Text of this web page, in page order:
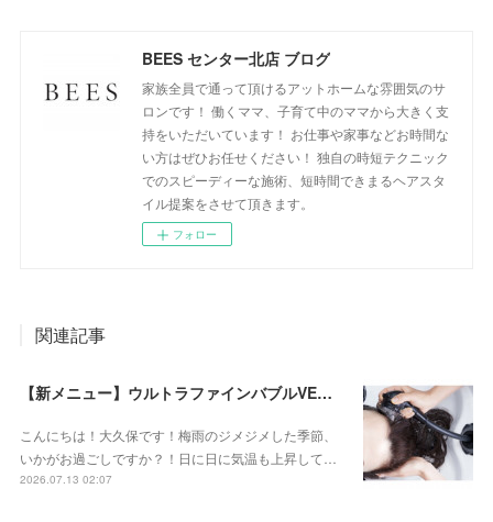
BEES センター北店 ブログ
家族全員で通って頂けるアットホームな雰囲気のサ
ロンです！ 働くママ、子育て中のママから大きく支
持をいただいています！ お仕事や家事などお時間な
い方はぜひお任せください！ 独自の時短テクニック
でのスピーディーな施術、短時間できまるヘアスタ
イル提案をさせて頂きます。
フォロー
関連記事
【新メニュー】ウルトラファインバブルVEENA始めました！
こんにちは！大久保です！梅雨のジメジメした季節、
いかがお過ごしですか？！日に日に気温も上昇して…
2026.07.13 02:07